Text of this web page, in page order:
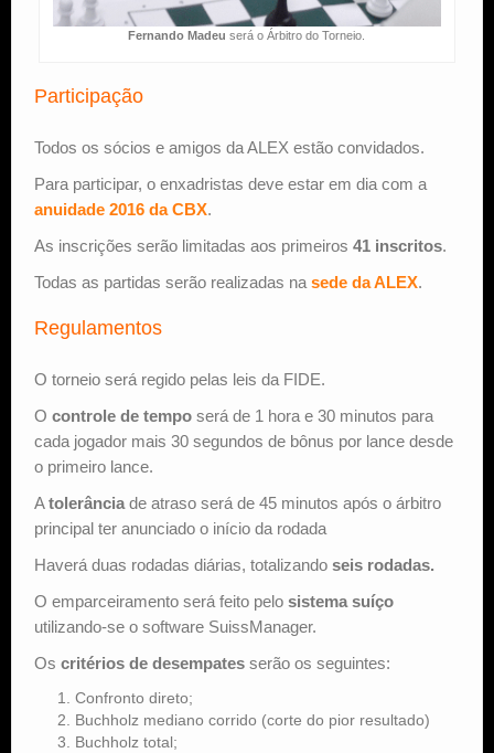
Fernando Madeu será o Árbitro do Torneio.
Participação
Todos os sócios e amigos da ALEX estão convidados.
Para participar, o enxadristas deve estar em dia com a
anuidade 2016 da CBX.
As inscrições serão limitadas aos primeiros 41 inscritos.
Todas as partidas serão realizadas na sede da ALEX.
Regulamentos
O torneio será regido pelas leis da FIDE.
O controle de tempo será de 1 hora e 30 minutos para
cada jogador mais 30 segundos de bônus por lance desde
o primeiro lance.
Atolerância de atraso será de 45 minutos após o árbitro
principal ter anunciado o início da rodada
Haverá duas rodadas diárias, totalizando seis rodadas.
O emparceiramento será feito pelo sistema suíço
utilizando-se o software SuissManager.
Os critérios de desempates serão os seguintes:
Confronto direto;
Buchholz mediano corrido (corte do pior resultado)
Buchholz total;